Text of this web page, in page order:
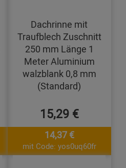
Dachrinne mit
Traufblech Zuschnitt
250 mm Länge 1
Meter Aluminium
walzblank 0,8 mm
(Standard)
15,29 €
14,37 €
mit Code: yos0uq60fr